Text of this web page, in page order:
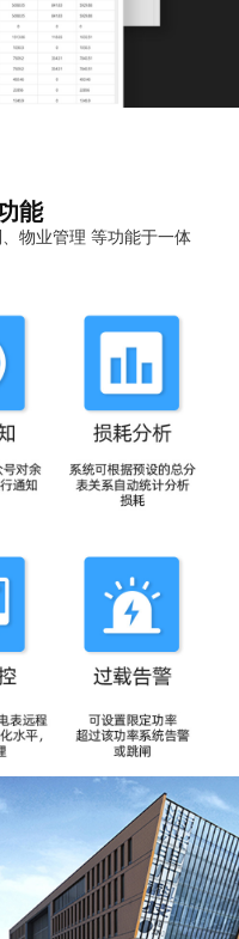
能
物业管理 等功能于一体